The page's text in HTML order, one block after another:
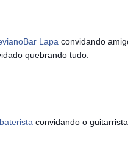
Lapa convidando
quebrando tudo.
convidando o guitarrista